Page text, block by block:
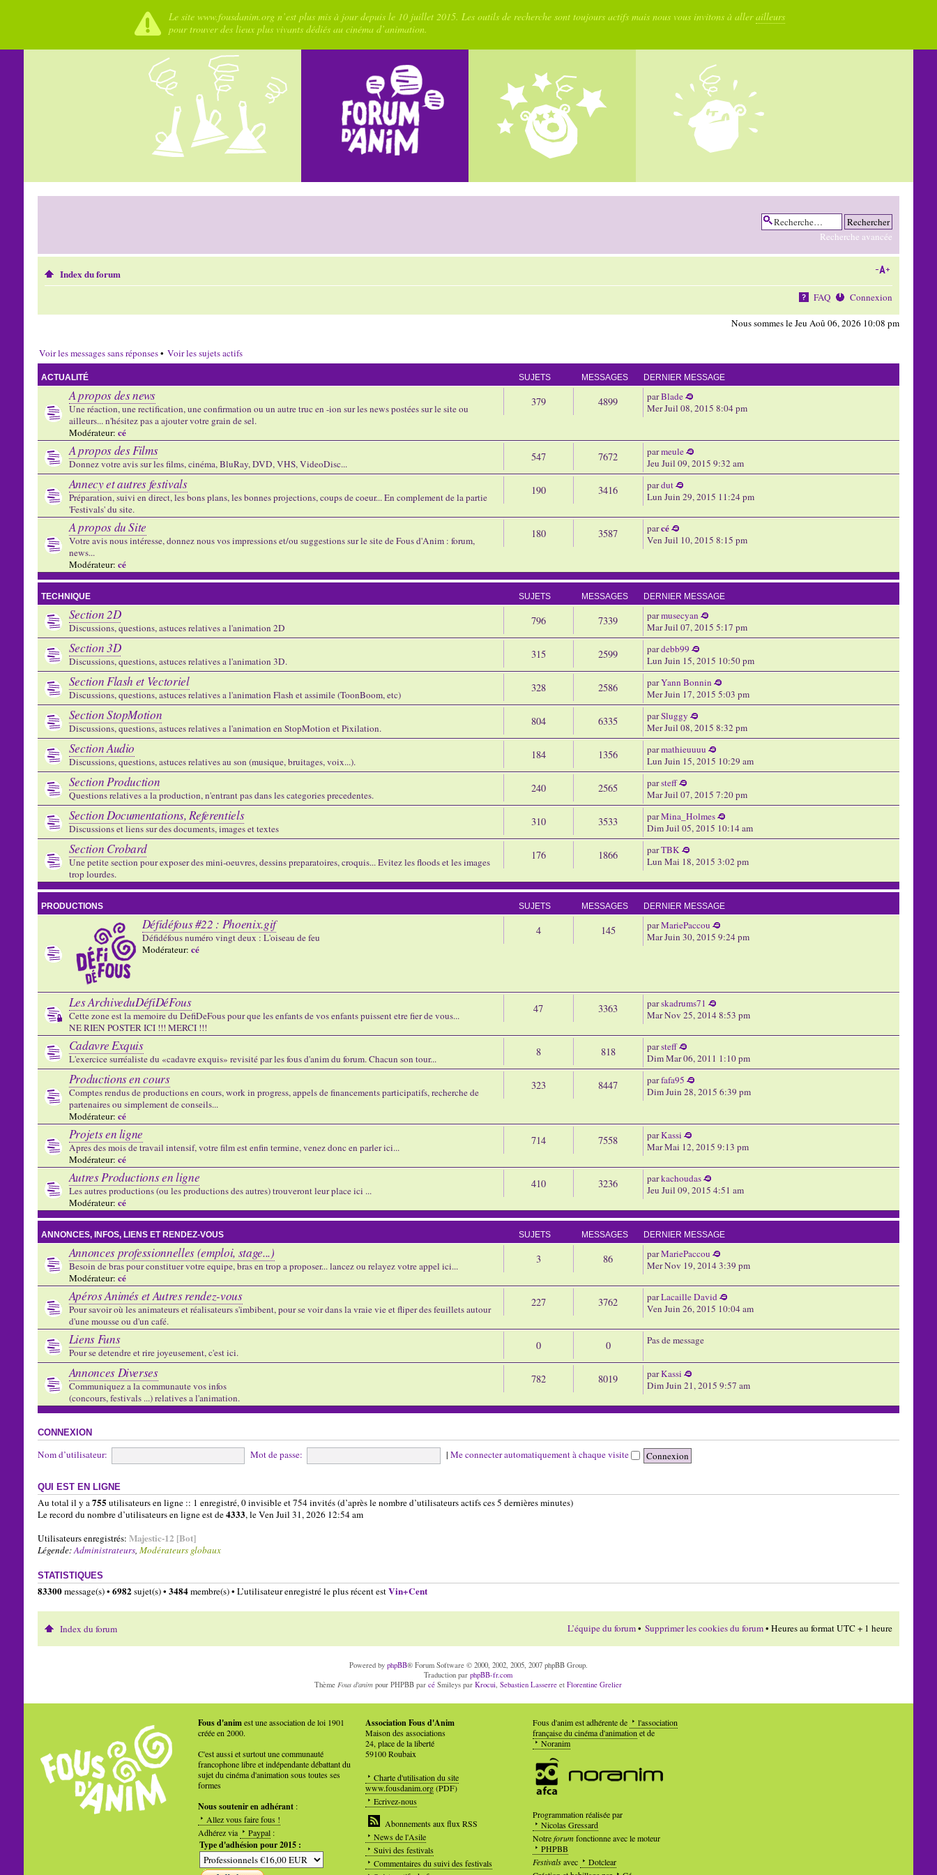
Le site www.fousdanim.org n’est plus mis à jour depuis le 10 juillet 2015. Les outils de recherche sont toujours actifs mais nous vous invitons à allerailleurs
pour trouver des lieux plus vivants dédiés au cinéma d’animation.
Recherche avancée
Index du forum
FAQ Connexion
Nous sommes le Jeu Aoû 06, 2026 10:08 pm
Voir les messages sans réponses• Voir les sujets actifs
ACTUALITÉ SUJETS MESSAGES DERNIER MESSAGE
A propos des news
Une réaction, une rectification, une confirmation ou un autre truc en -ion sur les news postées sur le site ou
ailleurs... n'hésitez pas a ajouter votre grain de sel.
Modérateur: cé
379 4899 parBlade
Mer Juil 08, 2015 8:04 pm
A propos des Films
Donnez votre avis sur les films, cinéma, BluRay, DVD, VHS, VideoDisc...
547 7672 parmeule
Jeu Juil 09, 2015 9:32 am
Annecy et autres festivals
Préparation, suivi en direct, les bons plans, les bonnes projections, coups de coeur... En complement de la partie
'Festivals' du site.
190 3416 pardut
Lun Juin 29, 2015 11:24 pm
A propos du Site
Votre avis nous intéresse, donnez nous vos impressions et/ou suggestions sur le site de Fous d'Anim : forum,
news...
Modérateur: cé
180 3587 parcé
Ven Juil 10, 2015 8:15 pm
TECHNIQUE SUJETS MESSAGES DERNIER MESSAGE
Section 2D
Discussions, questions, astuces relatives a l'animation 2D
796 7339 parmusecyan
Mar Juil 07, 2015 5:17 pm
Section 3D
Discussions, questions, astuces relatives a l'animation 3D.
315 2599 pardebb99
Lun Juin 15, 2015 10:50 pm
Section Flash et Vectoriel
Discussions, questions, astuces relatives a l'animation Flash et assimile (ToonBoom, etc)
328 2586 parYann Bonnin
Mer Juin 17, 2015 5:03 pm
Section StopMotion
Discussions, questions, astuces relatives a l'animation en StopMotion et Pixilation.
804 6335 parSluggy
Mer Juil 08, 2015 8:32 pm
Section Audio
Discussions, questions, astuces relatives au son (musique, bruitages, voix...).
184 1356 parmathieuuuu
Lun Juin 15, 2015 10:29 am
Section Production
Questions relatives a la production, n'entrant pas dans les categories precedentes.
240 2565 parsteff
Mar Juil 07, 2015 7:20 pm
Section Documentations, Referentiels
Discussions et liens sur des documents, images et textes
310 3533 parMina_Holmes
Dim Juil 05, 2015 10:14 am
Section Crobard
Une petite section pour exposer des mini-oeuvres, dessins preparatoires, croquis... Evitez les floods et les images
trop lourdes.
176 1866 parTBK
Lun Mai 18, 2015 3:02 pm
PRODUCTIONS SUJETS MESSAGES DERNIER MESSAGE
Défidéfous #22 : Phoenix.gif
Défidéfous numéro vingt deux : L'oiseau de feu
Modérateur: cé
4 145 parMariePaccou
Mar Juin 30, 2015 9:24 pm
Les ArchiveduDéfiDéFous
Cette zone est la memoire du DefiDeFous pour que les enfants de vos enfants puissent etre fier de vous...
NE RIEN POSTER ICI !!! MERCI !!!
47 3363 parskadrums71
Mar Nov 25, 2014 8:53 pm
Cadavre Exquis
L'exercice surréaliste du «cadavre exquis» revisité par les fous d'anim du forum. Chacun son tour...
8 818 parsteff
Dim Mar 06, 2011 1:10 pm
Productions en cours
Comptes rendus de productions en cours, work in progress, appels de financements participatifs, recherche de
partenaires ou simplement de conseils...
Modérateur: cé
323 8447 parfafa95
Dim Juin 28, 2015 6:39 pm
Projets en ligne
Apres des mois de travail intensif, votre film est enfin termine, venez donc en parler ici...
Modérateur: cé
714 7558 parKassi
Mar Mai 12, 2015 9:13 pm
Autres Productions en ligne
Les autres productions (ou les productions des autres) trouveront leur place ici ...
Modérateur: cé
410 3236 parkachoudas
Jeu Juil 09, 2015 4:51 am
ANNONCES, INFOS, LIENS ET RENDEZ-VOUS SUJETS MESSAGES DERNIER MESSAGE
Annonces professionnelles (emploi, stage...)
Besoin de bras pour constituer votre equipe, bras en trop a proposer... lancez ou relayez votre appel ici...
Modérateur: cé
3 86 parMariePaccou
Mer Nov 19, 2014 3:39 pm
Apéros Animés et Autres rendez-vous
Pour savoir où les animateurs et réalisateurs s'imbibent, pour se voir dans la vraie vie et fliper des feuillets autour
d'une mousse ou d'un café.
227 3762 parLacaille David
Ven Juin 26, 2015 10:04 am
Liens Funs
Pour se detendre et rire joyeusement, c'est ici.
0 0 Pas de message
Annonces Diverses
Communiquez a la communaute vos infos
(concours, festivals ...) relatives a l'animation.
782 8019 parKassi
Dim Juin 21, 2015 9:57 am
CONNEXION
Nom d’utilisateur: Mot de passe: | Me connecter automatiquement à chaque visite
QUI EST EN LIGNE
Au total il y a755 utilisateurs en ligne :: 1 enregistré, 0 invisible et 754 invités (d’après le nombre d’utilisateurs actifs ces 5 dernières minutes)
Le record du nombre d’utilisateurs en ligne est de4333, le Ven Juil 31, 2026 12:54 am
Utilisateurs enregistrés: Majestic-12 [Bot]
Légende:Administrateurs, Modérateurs globaux
STATISTIQUES
83300message(s) • 6982sujet(s) • 3484membre(s) • L’utilisateur enregistré le plus récent estVin+Cent
Index du forum L’équipe du forum• Supprimer les cookies du forum• Heures au format UTC + 1 heure
Powered by phpBB® Forum Software © 2000, 2002, 2005, 2007 phpBB Group.
Traduction parphpBB-fr.com
Thème Fous d'anim pour PHPBB parcé Smileys parKrocui ,Sebastien Lasserre etFlorentine Grelier
Fous d'animest une association de loi 1901
créée en 2000.
C'est aussi et surtout une communauté
francophone libre et indépendante débattant du
sujet du cinéma d'animation sous toutes ses
formes
Nous soutenir en adhérant:
Allez vous faire fous !
Adhérez via
Paypal:
Type d'adhésion pour 2015 :
Association Fous d'Anim
Maison des associations
24, place de la liberté
59100 Roubaix
Charte d'utilisation du site
www.fousdanim.org(PDF)
Ecrivez-nous
Abonnements aux flux RSS
News de l'Asile
Suivi des festivals
Commentaires du suivi des festivals
Fous d'anim est adhérente de
l'association
française du cinéma d'animationet de
Noranim
Programmation réalisée par
Nicolas Gressard
Notreforumfonctionne avec le moteur
PHPBB
Festivalsavec
Dotclear